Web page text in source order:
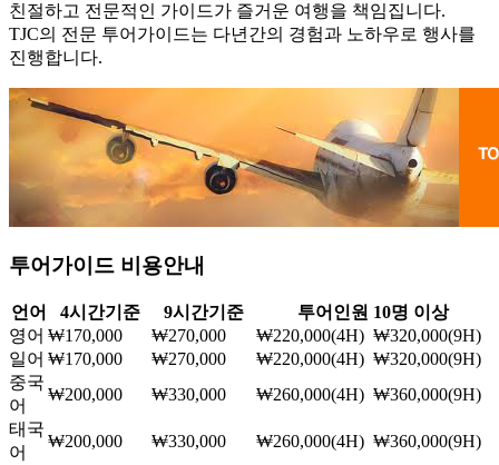
친절하고 전문적인 가이드가 즐거운 여행을 책임집니다.
TJC의 전문 투어가이드는 다년간의 경험과 노하우로 행사를
진행합니다.
투어가이드 비용안내
언어 4시간기준 9시간기준
투어인원 10명 이상
영어 ₩170,000 ₩270,000
₩220,000(4H) ₩320,000(9H)
일어 ₩170,000 ₩270,000
₩220,000(4H) ₩320,000(9H)
중국
어
₩200,000 ₩330,000
₩260,000(4H) ₩360,000(9H)
태국
어
₩200,000 ₩330,000
₩260,000(4H) ₩360,000(9H)